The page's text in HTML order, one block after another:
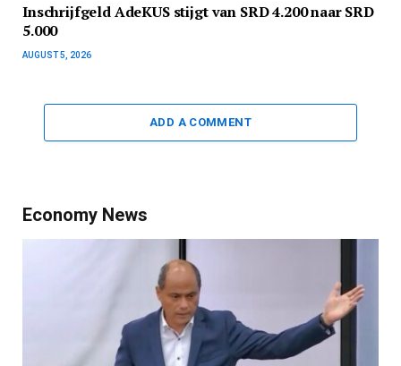
Inschrijfgeld AdeKUS stijgt van SRD 4.200 naar SRD
5.000
AUGUST 5, 2026
ADD A COMMENT
Economy News